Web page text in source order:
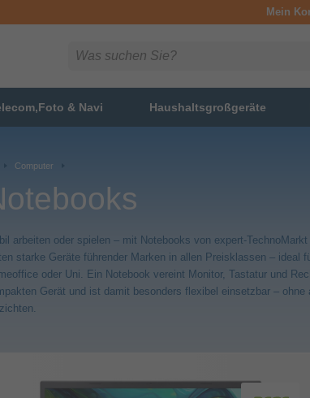
Mein
& Navi Haushaltsgroßgeräte
Computer
arbeiten oder spielen – mit Notebooks von expert-
starke Geräte führender Marken in allen Preisklassen – ideal
oder Uni. Ein Notebook vereint Monitor, Tastatur und
Gerät und ist damit besonders flexibel einsetzbar – ohne